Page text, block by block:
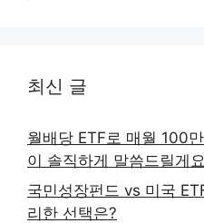
최신 글
월배당 ETF로 매월 100
이 솔직하게 말씀드릴게요
국민성장펀드 vs 미국
리한 선택은?